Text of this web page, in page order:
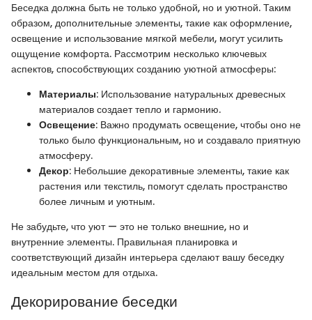
Беседка должна быть не только удобной, но и уютной. Таким
образом, дополнительные элементы, такие как оформление,
освещение и использование мягкой мебели, могут усилить
ощущение комфорта. Рассмотрим несколько ключевых
аспектов, способствующих созданию уютной атмосферы:
Материалы: Использование натуральных древесных
материалов создает тепло и гармонию.
Освещение: Важно продумать освещение, чтобы оно не
только было функциональным, но и создавало приятную
атмосферу.
Декор: Небольшие декоративные элементы, такие как
растения или текстиль, помогут сделать пространство
более личным и уютным.
Не забудьте, что уют — это не только внешние, но и
внутренние элементы. Правильная планировка и
соответствующий дизайн интерьера сделают вашу беседку
идеальным местом для отдыха.
Декорирование беседки